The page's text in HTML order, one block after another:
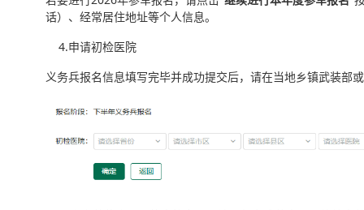
话）、经常居住地址等个人信息。
4.申请初检医院
义务兵报名信息填写完毕并成功提交后，请在当地乡镇武装部